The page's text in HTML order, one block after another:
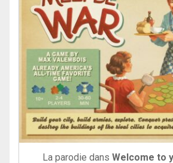
La parodie dans Welcome to